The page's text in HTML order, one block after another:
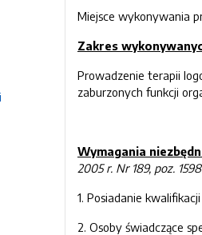
Miejsce wykonywania
Zakres
Prowadzenie terapii
zaburzonych funkcji
Wymagania
2005 r. Nr 189, poz.
1. Posiadanie
2. Osoby świadczące